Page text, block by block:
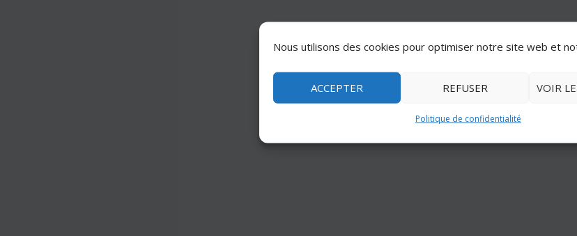
Nous utilisons des cookies pour optimiser notre site web et
ACCEPTER REFUSER VOIR
Politique de confidentialité